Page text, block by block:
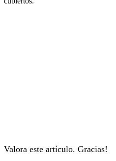
Valora este artículo. Gracias!